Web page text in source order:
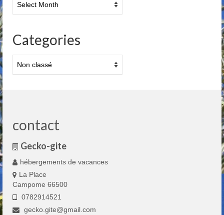
Categories
contact
Gecko-gite
hébergements de vacances
La Place
Campome 66500
0782914521
gecko.gite@gmail.com